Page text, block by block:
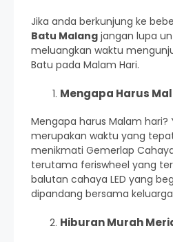
Jika anda berkunjung ke
Batu Malang jangan lupa
meluangkan waktu
Batu pada Malam Hari.
Mengapa Harus
Mengapa harus Malam hari?
merupakan waktu yang
menikmati Gemerlap
terutama feriswheel yang
balutan cahaya LED yang
dipandang bersama
Hiburan Murah